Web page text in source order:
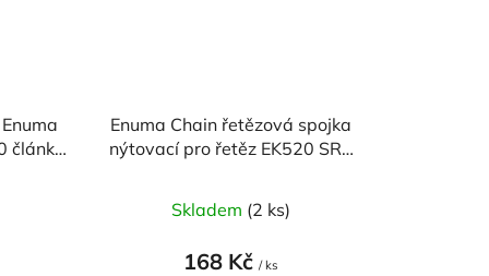
článků
Enuma Chain řetězová spojka
nýtovací pro řetěz EK520 SRX
Skladem (2 ks)
168 Kč/ ks